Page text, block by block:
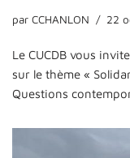
par CCHANLON 22
Le CUCDB vous
sur le thème «
Questions